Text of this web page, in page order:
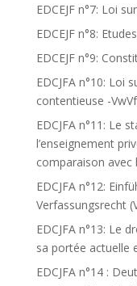
EDCEJF n°7: Loi
EDCEJF n°8:
EDCEJF n°9:
EDCJFA n°10: Loi
contentieuse -
EDCJFA n°11: Le
l’enseignement
comparaison avec
EDCJFA n°12:
Verfassungsrecht
EDCJFA n°13: Le
sa portée actuelle
EDCJFA n°14 :